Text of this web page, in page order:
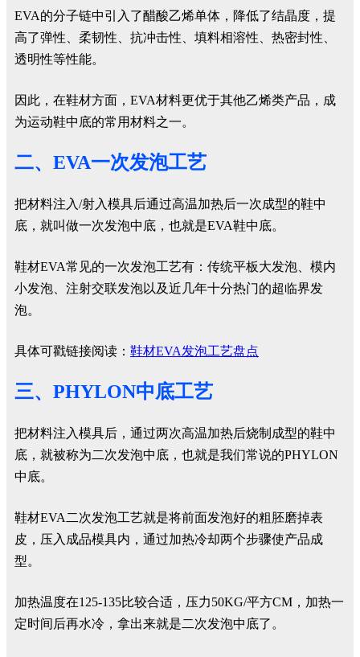
EVA的分子链中引入了醋酸乙烯单体，降低了结晶度，提
高了弹性、柔韧性、抗冲击性、填料相溶性、热密封性、
透明性等性能。
因此，在鞋材方面，EVA材料更优于其他乙烯类产品，成
为运动鞋中底的常用材料之一。
二、EVA一次发泡工艺
把材料注入/射入模具后通过高温加热后一次成型的鞋中
底，就叫做一次发泡中底，也就是EVA鞋中底。
鞋材EVA常见的一次发泡工艺有：传统平板大发泡、模内
小发泡、注射交联发泡以及近几年十分热门的超临界发
泡。
具体可戳链接阅读： 鞋材EVA发泡工艺盘点
三、PHYLON中底工艺
把材料注入模具后，通过两次高温加热后烧制成型的鞋中
底，就被称为二次发泡中底，也就是我们常说的PHYLON
中底。
鞋材EVA二次发泡工艺就是将前面发泡好的粗胚磨掉表
皮，压入成品模具内，通过加热冷却两个步骤使产品成
型。
加热温度在125-135比较合适，压力50KG/平方CM，加热一
定时间后再水冷，拿出来就是二次发泡中底了。